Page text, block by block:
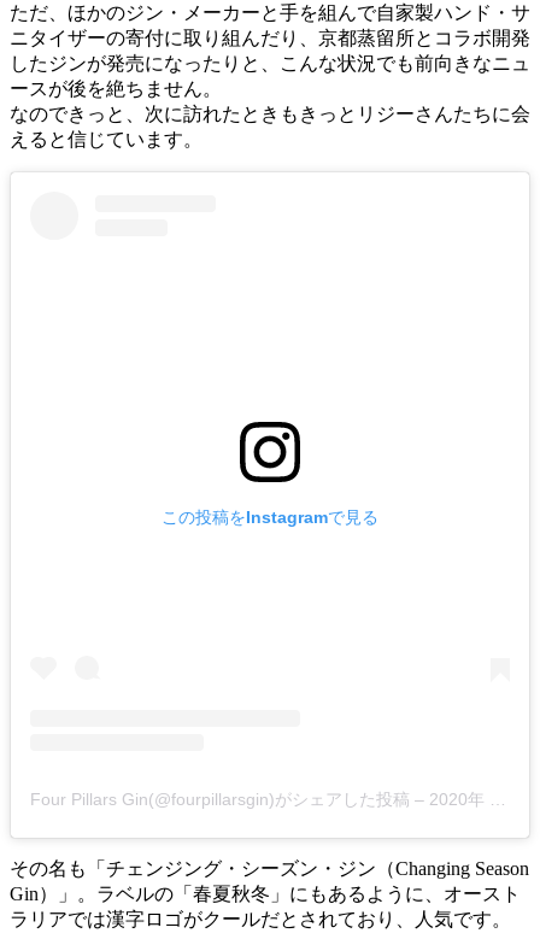
ただ、ほかのジン・メーカーと手を組んで自家製ハンド・サ
ニタイザーの寄付に取り組んだり、京都蒸留所とコラボ開発
したジンが発売になったりと、こんな状況でも前向きなニュ
ースが後を絶ちません。
なのできっと、次に訪れたときもきっとリジーさんたちに会
えると信じています。
この投稿をInstagramで見る
Four Pillars Gin(@fourpillarsgin)がシェアした投稿 – 2020年 3月月28日午後7時32分PDT
その名も「チェンジング・シーズン・ジン（Changing Season
Gin）」。ラベルの「春夏秋冬」にもあるように、オースト
ラリアでは漢字ロゴがクールだとされており、人気です。